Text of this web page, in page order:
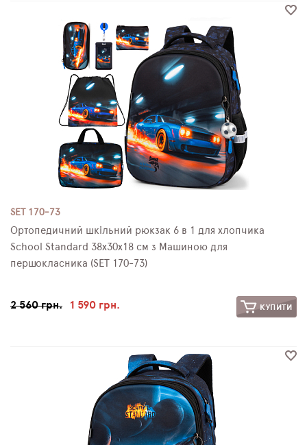
SET 170-73
Ортопедичний шкільний рюкзак 6 в 1 для хлопчика
School Standard 38х30х18 см з Машиною для
першокласника (SET 170-73)
2 560 грн. 1 590 грн. КУПИТИ